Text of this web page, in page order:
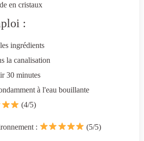
en cristaux
:
ingrédients
la canalisation
30 minutes
à l'eau bouillante
(4/5)
: (5/5)